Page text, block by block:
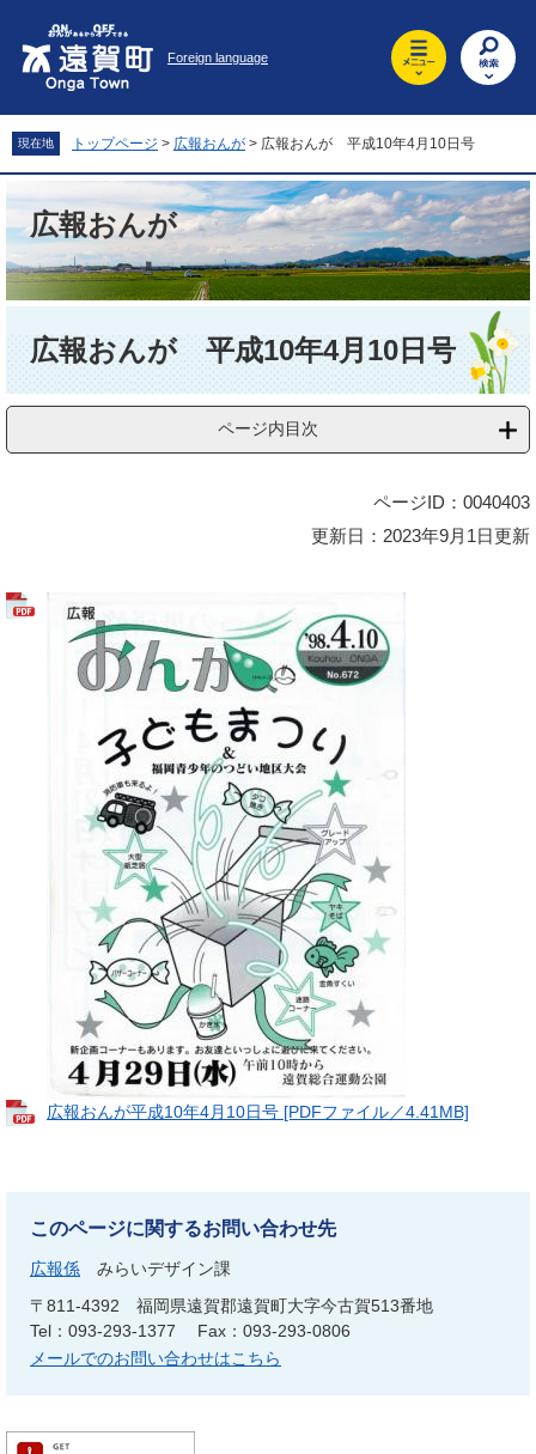
先
頭
を
飛
文
へ
Foreign language
現在地 トップページ > 広報おんが > 広報おんが 平成10年4月10日号
広報おんが
広報おんが 平成10年4月10日号
ページ内目次
ページID：0040403
更新日：2023年9月1日更新
広報おんが平成10年4月10日号 [PDFファイル／4.41MB]
このページに関するお問い合わせ先
広報係
みらいデザイン課
〒811-4392
福岡県遠賀郡遠賀町大字今古賀513番地
Tel：093-293-1377
Fax：093-293-0806
メールでのお問い合わせはこちら